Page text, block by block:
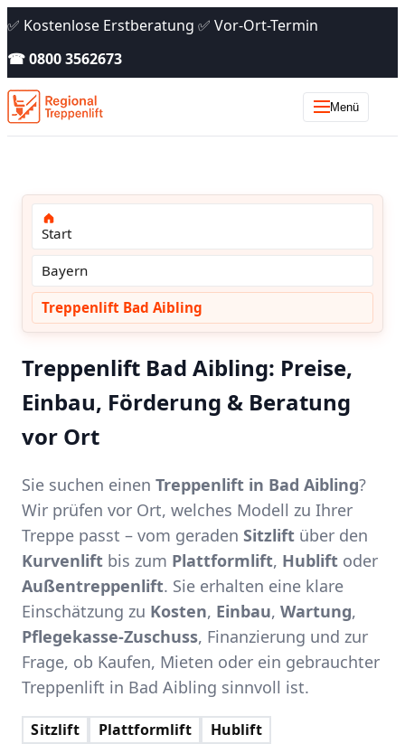
✅ Kostenlose Erstberatung ✅ Vor-Ort-Termin
☎ 0800 3562673
Menü
Start
Bayern
Treppenlift Bad Aibling
Treppenlift Bad Aibling: Preise,
Einbau, Förderung & Beratung
vor Ort
Sie suchen einen Treppenlift in Bad Aibling?
Wir prüfen vor Ort, welches Modell zu Ihrer
Treppe passt – vom geraden Sitzlift über den
Kurvenlift bis zum Plattformlift, Hublift oder
Außentreppenlift. Sie erhalten eine klare
Einschätzung zu Kosten, Einbau, Wartung,
Pflegekasse-Zuschuss, Finanzierung und zur
Frage, ob Kaufen, Mieten oder ein gebrauchter
Treppenlift in Bad Aibling sinnvoll ist.
Sitzlift Plattformlift
Hublift